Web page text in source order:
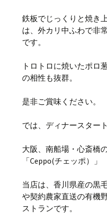
鉄板でじっくりと焼き
は、外カリ中ふわで非
です。
トロトロに焼いたポロ
の相性も抜群。
是非ご賞味ください。
では、ディナースター
大阪、南船場・心斎橋
「Ceppo(チェッポ）」
当店は、香川県産の黒
や契約農家直送の有機
ストランです。